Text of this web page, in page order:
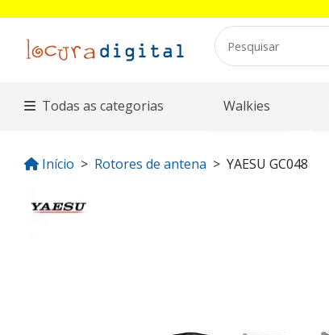
Todas as categorias Walkies
Início Rotores de antena YAESU GC048